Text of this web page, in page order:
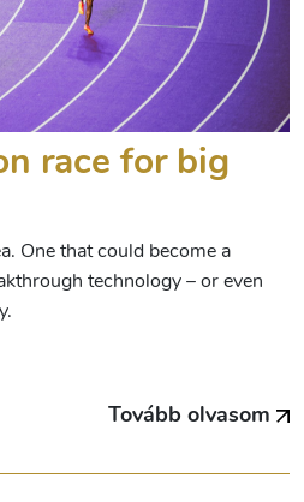
race for big
One that could become a
technology – or even
Tovább olvasom